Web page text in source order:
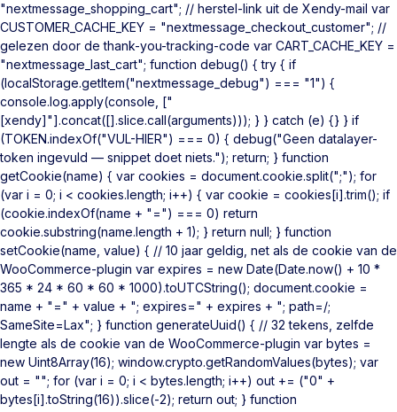
"nextmessage_shopping_cart"; // herstel-link uit de Xendy-mail var
CUSTOMER_CACHE_KEY = "nextmessage_checkout_customer"; //
gelezen door de thank-you-tracking-code var CART_CACHE_KEY =
"nextmessage_last_cart"; function debug() { try { if
(localStorage.getItem("nextmessage_debug") === "1") {
console.log.apply(console, ["
[xendy]"].concat([].slice.call(arguments))); } } catch (e) {} } if
(TOKEN.indexOf("VUL-HIER") === 0) { debug("Geen datalayer-
token ingevuld — snippet doet niets."); return; } function
getCookie(name) { var cookies = document.cookie.split(";"); for
(var i = 0; i < cookies.length; i++) { var cookie = cookies[i].trim(); if
(cookie.indexOf(name + "=") === 0) return
cookie.substring(name.length + 1); } return null; } function
setCookie(name, value) { // 10 jaar geldig, net als de cookie van de
WooCommerce-plugin var expires = new Date(Date.now() + 10 *
365 * 24 * 60 * 60 * 1000).toUTCString(); document.cookie =
name + "=" + value + "; expires=" + expires + "; path=/;
SameSite=Lax"; } function generateUuid() { // 32 tekens, zelfde
lengte als de cookie van de WooCommerce-plugin var bytes =
new Uint8Array(16); window.crypto.getRandomValues(bytes); var
out = ""; for (var i = 0; i < bytes.length; i++) out += ("0" +
bytes[i].toString(16)).slice(-2); return out; } function